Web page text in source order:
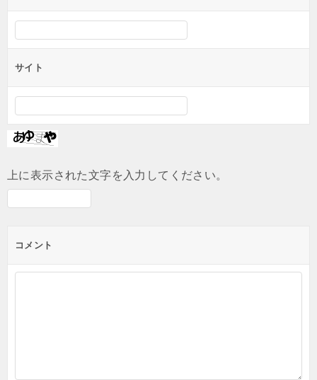
サイト
上に表示された文字を入力してください。
コメント